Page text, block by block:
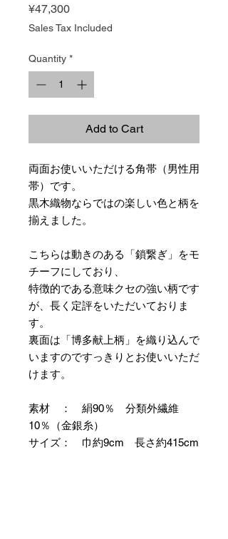
¥47,300Price
Sales Tax Included
Quantity *
Add to Cart
両面お使いいただける角帯（男性用
帯）です。
黒木織物ならではの楽しい色と柄を
揃えました。
こちらは動きのある「鎖繋ぎ」をモ
チーフにしており、
特徴的である意味クセの強い柄です
が、長く定評をいただいておりま
す。
裏面は「博多献上柄」を織り込んで
いますのですっきりとお使いいただ
けます。
素材 ： 絹90％ 分類外繊維
10％（金銀糸）
サイズ： 巾約9cm 長さ約415cm